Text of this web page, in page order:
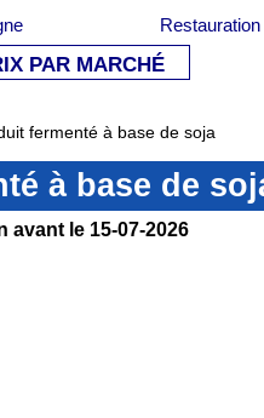
PAR MARCHÉ
fermenté à base de soja
à base de
avant le 15-07-2026